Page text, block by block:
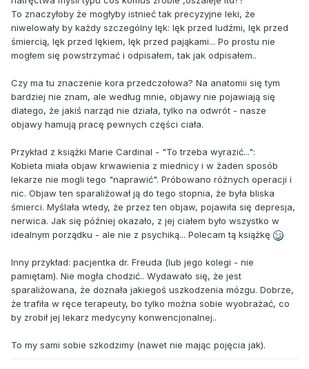
To znaczyłoby że mogłyby istnieć tak precyzyjne leki, że
niwelowały by każdy szczególny lęk: lęk przed ludźmi, lęk przed
śmiercią, lęk przed lękiem, lęk przed pająkami... Po prostu nie
mogłem się powstrzymać i odpisałem, tak jak odpisałem..
Czy ma tu znaczenie kora przedczołowa? Na anatomii się tym
bardziej nie znam, ale według mnie, objawy nie pojawiają się
dlatego, że jakiś narząd nie działa, tylko na odwrót - nasze
objawy hamują pracę pewnych części ciała.
Przykład z książki Marie Cardinal - "To trzeba wyrazić...":
Kobieta miała objaw krwawienia z miednicy i w żaden sposób
lekarze nie mogli tego "naprawić". Próbowano różnych operacji i
nic. Objaw ten sparaliżował ją do tego stopnia, że była bliska
śmierci. Myślała wtedy, że przez ten objaw, pojawiła się depresja,
nerwica. Jak się później okazało, z jej ciałem było wszystko w
idealnym porządku - ale nie z psychiką... Polecam tą książkę
Inny przykład: pacjentka dr. Freuda (lub jego kolegi - nie
pamiętam). Nie mogła chodzić.. Wydawało się, że jest
sparaliżowana, że doznała jakiegoś uszkodzenia mózgu. Dobrze,
że trafiła w ręce terapeuty, bo tylko można sobie wyobrażać, co
by zrobił jej lekarz medycyny konwencjonalnej..
To my sami sobie szkodzimy (nawet nie mając pojęcia jak).